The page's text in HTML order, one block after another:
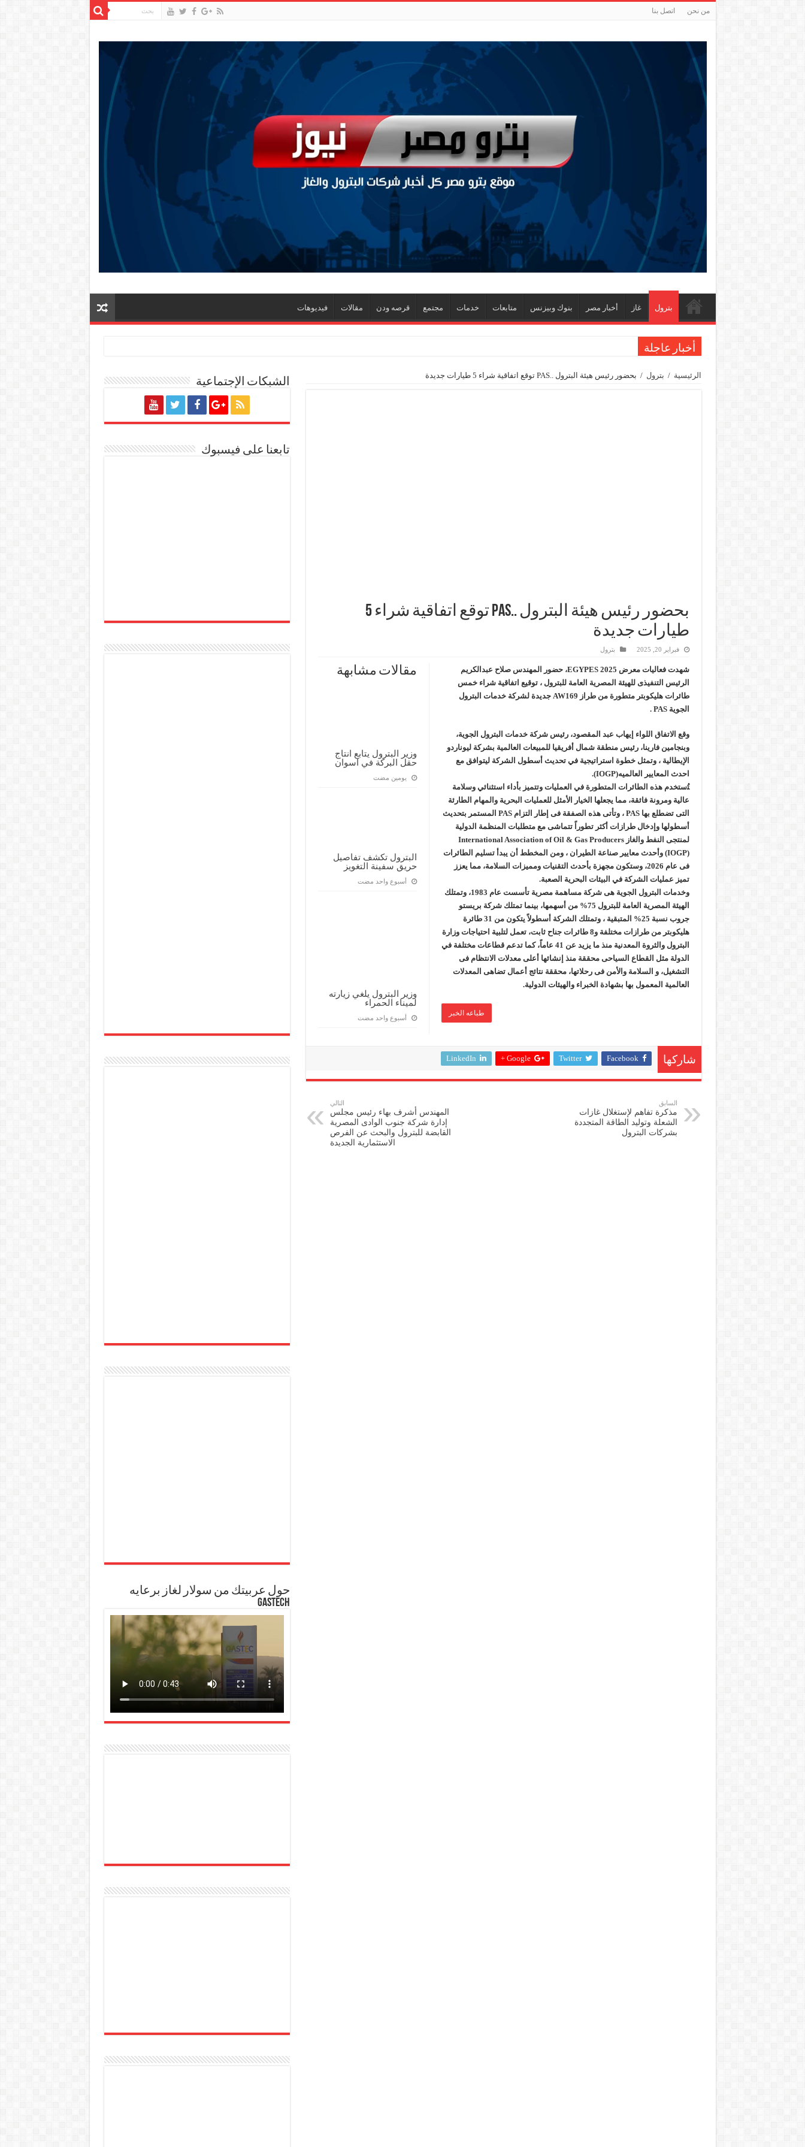
من نحن اتصل بنا
بترول غاز أخبار مصر بنوك وبيزنس متابعات خدمات مجتمع قرصه ودن مقالات فيديوهات
أخبار عاجلة
وزير البترول والثروة المعدنية يبحث مع إكسون موبيل العالمية آليات تنفيذ مذكرة التفاهم لربط اكتشافات الشركة في قبرص بالبنية التحتية المصرية
الرئيسية / بترول / بحضور رئيس هيئة البترول ..PAS توقع اتفاقية شراء 5 طيارات جديدة
بحضور رئيس هيئة البترول ..PAS توقع اتفاقية شراء 5
طيارات جديدة
فبراير 20, 2025 بترول
مقالات مشابهة
وزير البترول يتابع انتاج
حقل البركة في اسوان
‏يومين مضت
البترول تكشف تفاصيل
حريق سفينة التغويز
‏أسبوع واحد مضت
وزير البترول يلغي زيارته
لميناء الحمراء
‏أسبوع واحد مضت
شهدت فعاليات معرض EGYPES 2025، حضور المهندس صلاح عبدالكريم
الرئيس التنفيذى للهيئة المصرية العامة للبترول ، توقيع اتفاقية شراء خمس
طائرات هليكوبتر متطورة من طراز AW169 جديدة لشركة خدمات البترول
الجوية PAS .
وقع الاتفاق اللواء إيهاب عبد المقصود، رئيس شركة خدمات البترول الجوية،
وبنجامين فارينا، رئيس منطقة شمال أفريقيا للمبيعات العالمية بشركة ليوناردو
الإيطالية ، وتمثل خطوة استراتيجية في تحديث أسطول الشركة ليتوافق مع
احدث المعايير العالميه(IOGP).
ﺘُستخدم هذه الطائرات المتطورة في العمليات وتتميز بأداء استثنائي وسلامة
عالية ومرونة فائقة، مما يجعلها الخيار اﻷمثل للعمليات البحرية والمهام الطارئة
التى تضطلع بها PAS ، وتأتى هذه الصفقة فى إطار التزام PAS المستمر بتحديث
أسطولها وإدخال طرازات أكثر تطوراً تتماشى مع متطلبات المنظمة الدولية
لمنتجى النفط والغاز International Association of Oil & Gas Producers
(IOGP) وأحدث معايير صناعة الطيران ، ومن المخطط أن يبدأ تسليم الطائرات
فى عام 2026، وستكون مجهزة بأحدث التقنيات ومميزات السلامة، مما يعزز
تميز عمليات الشركة في البيئات البحرية الصعبة.
وخدمات البترول الجوية هى شركة مساهمة مصرية تأسست عام 1983، وتمتلك
الهيئة المصرية العامة للبترول 75% من أسهمها، بينما تمتلك شركة بريستو
جروب نسبة 25% المتبقية ، وتمتلك الشركة أسطوﻻً يتكون من 31 طائرة
هليكوبتر من طرازات مختلفة و8 طائرات جناح ثابت، تعمل لتلبية احتياجات وزارة
البترول والثروة المعدنية منذ ما يزيد عن 41 عاماً، كما تدعم قطاعات مختلفة في
الدولة مثل القطاع السياحى محققة منذ إنشائها أعلى معدﻻت اﻻنتظام فى
التشغيل، و السلامة واﻷمن فى رحلاتها، محققة نتائج أعمال تضاهى المعدﻻت
العالمية المعمول بها بشهادة الخبراء والهيئات الدولية.
طباعه الخبر
شاركها Facebook
Twitter
Google +
LinkedIn
السابق
مذكرة تفاهم لإستغلال غازات
الشعلة وتوليد الطاقة المتجددة
بشركات البترول
التالي
المهندس أشرف بهاء رئيس مجلس
إدارة شركة جنوب الوادى المصرية
القابضة للبترول والبحث عن الفرص
الاستثمارية الجديدة
الشبكات الإجتماعية
تابعنا على فيسبوك
حول عربيتك من سولار لغاز برعايه
GASTECH